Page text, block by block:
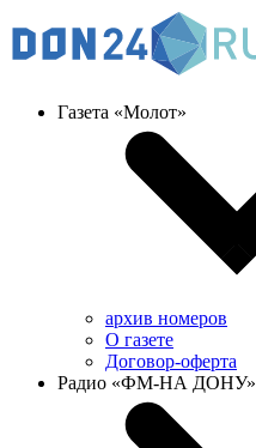
Газета «Молот»
архив номеров
О газете
Договор-оферта
Радио «ФМ-НА ДОНУ»